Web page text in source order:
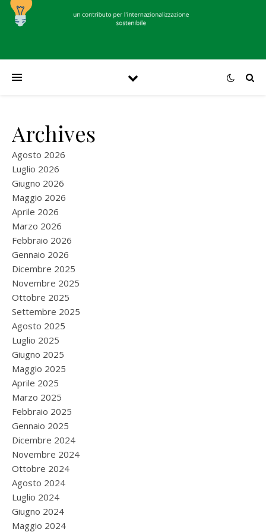
Archives
Agosto 2026
Luglio 2026
Giugno 2026
Maggio 2026
Aprile 2026
Marzo 2026
Febbraio 2026
Gennaio 2026
Dicembre 2025
Novembre 2025
Ottobre 2025
Settembre 2025
Agosto 2025
Luglio 2025
Giugno 2025
Maggio 2025
Aprile 2025
Marzo 2025
Febbraio 2025
Gennaio 2025
Dicembre 2024
Novembre 2024
Ottobre 2024
Agosto 2024
Luglio 2024
Giugno 2024
Maggio 2024